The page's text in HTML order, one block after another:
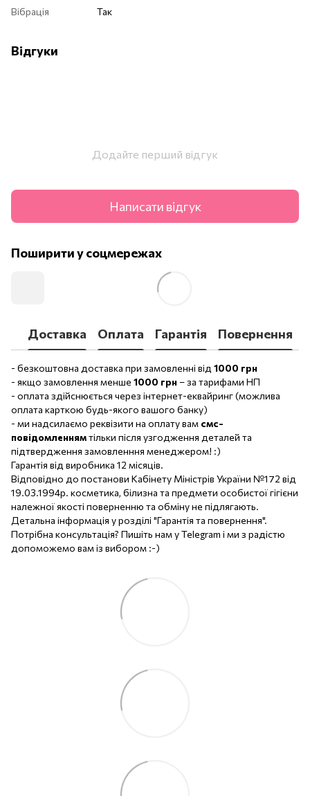
Вібрація Так
Відгуки
Додайте перший відгук
Написати відгук
Поширити у соцмережах
Доставка Оплата Гарантія Повернення
- безкоштовна доставка при замовленні від 1000 грн
- якщо замовлення менше 1000 грн– за тарифами НП
- оплата здійснюється через інтернет-еквайринг (можлива
оплата карткою будь-якого вашого банку)
- ми надсилаємо реквізити на оплату вам смс-
повідомленнямтільки після узгодження деталей та
підтвердження замовленння менеджером! :)
Гарантія від виробника 12 місяців.
Відповідно до постанови Кабінету Міністрів України №172 від
19.03.1994р. косметика, білизна та предмети особистої гігієни
належної якості поверненню та обміну не підлягають.
Детальна інформація у розділі "Гарантія та повернення".
Потрібна консультація? Пишіть нам у Telegram і ми з радістю
допоможемо вам із вибором :-)